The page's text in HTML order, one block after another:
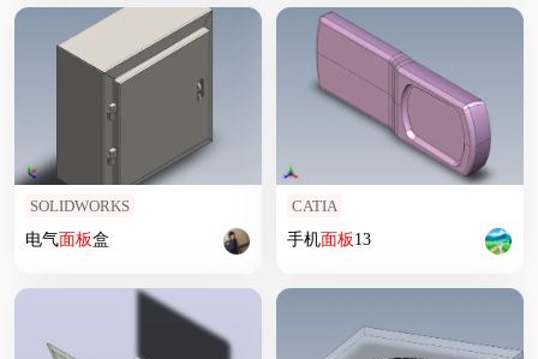
SOLIDWORKS
电气面板盒
CATIA
手机面板13